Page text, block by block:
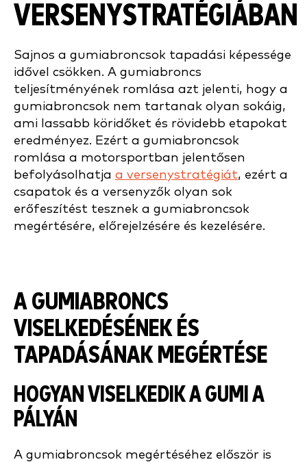
VERSENYSTRATÉGIÁBAN
Sajnos a gumiabroncsok tapadási képessége
idővel csökken. A gumiabroncs
teljesítményének romlása azt jelenti, hogy a
gumiabroncsok nem tartanak olyan sokáig,
ami lassabb köridőket és rövidebb etapokat
eredményez. Ezért a gumiabroncsok
romlása a motorsportban jelentősen
befolyásolhatja a versenystratégiát, ezért a
csapatok és a versenyzők olyan sok
erőfeszítést tesznek a gumiabroncsok
megértésére, előrejelzésére és kezelésére.
A GUMIABRONCS
VISELKEDÉSÉNEK ÉS
TAPADÁSÁNAK MEGÉRTÉSE
HOGYAN VISELKEDIK A GUMI A
PÁLYÁN
A gumiabroncsok megértéséhez először is